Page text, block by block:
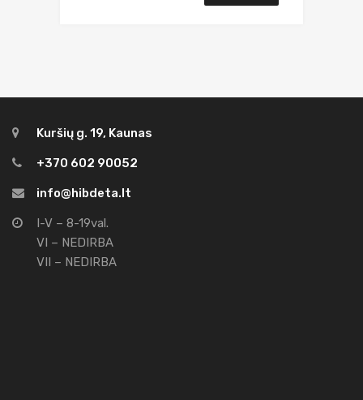
Kuršių g. 19, Kaunas
+370 602 90052
info@hibdeta.lt
I-V – 8-19val.
VI – NEDIRBA
VII – NEDIRBA